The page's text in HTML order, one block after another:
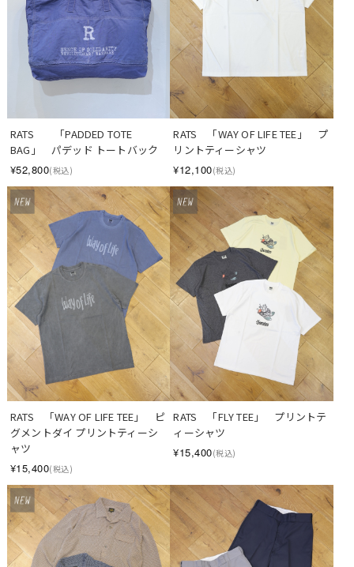
RATS　　「PADDED TOTE
BAG」　パデッド トートバック
¥52,800(税込)
RATS　「WAY OF LIFE TEE」　プ
リントティーシャツ
¥12,100(税込)
RATS　「WAY OF LIFE TEE」　ピ
グメントダイ プリントティーシ
ャツ
¥15,400(税込)
RATS　「FLY TEE」　プリントテ
ィーシャツ
¥15,400(税込)